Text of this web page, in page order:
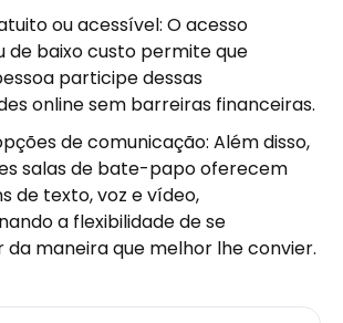
ou acessível: O acesso
de baixo custo permite que
participe dessas
online sem barreiras financeiras.
de comunicação: Além disso,
salas de bate-papo oferecem
de texto, voz e vídeo,
a flexibilidade de se
da maneira que melhor lhe convier.